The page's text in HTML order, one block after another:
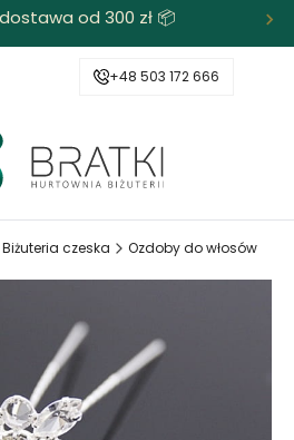
od 300 zł 📦
+48 503 172 666
Biżuteria czeska Ozdoby do włosów